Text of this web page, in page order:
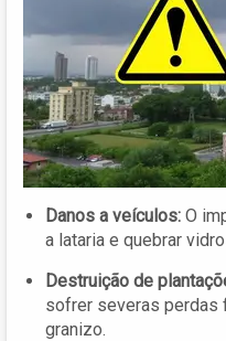
Danos a veículos: O
a lataria e quebrar
Destruição de
sofrer severas perdas
granizo.